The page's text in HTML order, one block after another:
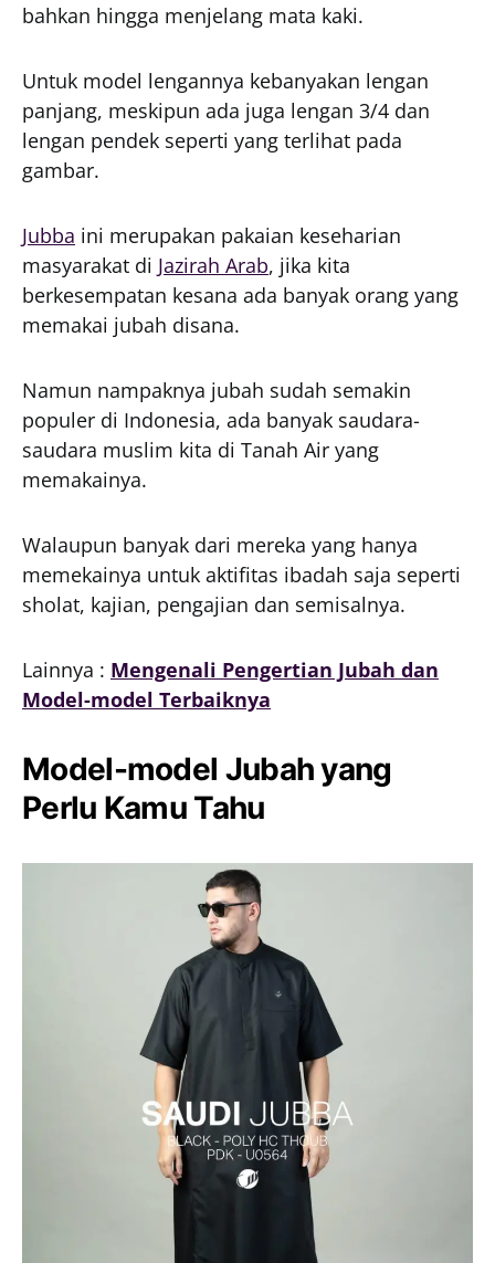
bahkan hingga menjelang mata kaki.
Untuk model lengannya kebanyakan lengan
panjang, meskipun ada juga lengan 3/4 dan
lengan pendek seperti yang terlihat pada
gambar.
Jubba ini merupakan pakaian keseharian
masyarakat di Jazirah Arab, jika kita
berkesempatan kesana ada banyak orang yang
memakai jubah disana.
Namun nampaknya jubah sudah semakin
populer di Indonesia, ada banyak saudara-
saudara muslim kita di Tanah Air yang
memakainya.
Walaupun banyak dari mereka yang hanya
memekainya untuk aktifitas ibadah saja seperti
sholat, kajian, pengajian dan semisalnya.
Lainnya : Mengenali Pengertian Jubah dan
Model-model Terbaiknya
Model-model Jubah yang
Perlu Kamu Tahu